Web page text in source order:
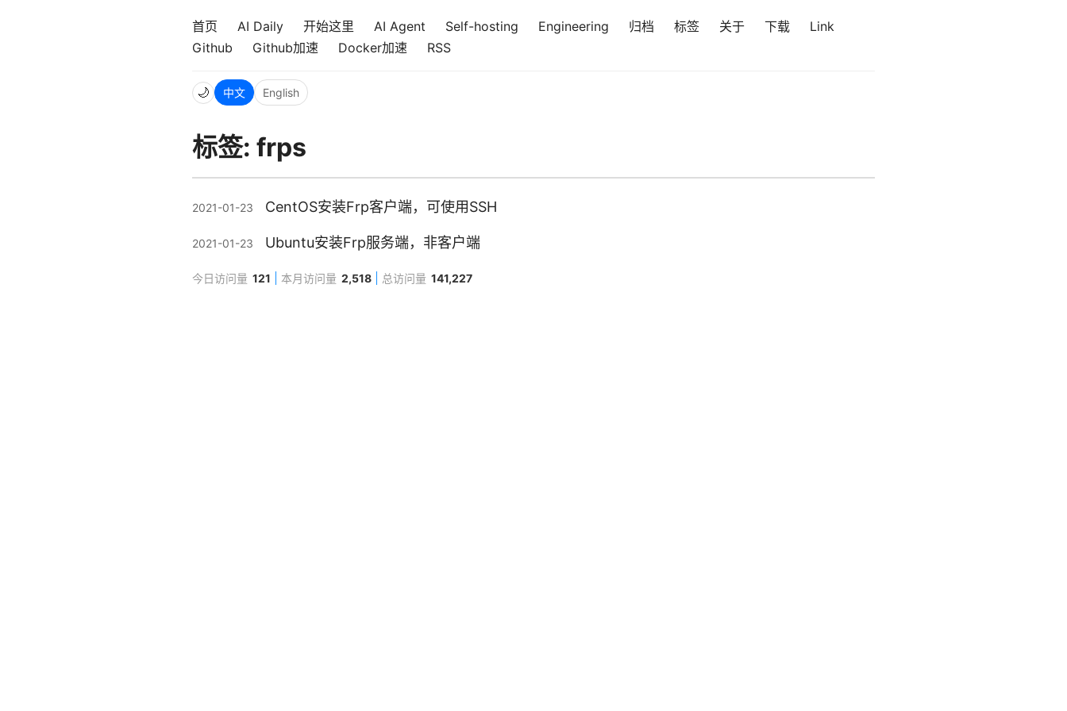
首页 AI Daily 开始这里 AI Agent Self-hosting Engineering 归档 标签 关于 下载
Link
Github
Github加速 Docker加速 RSS
🌙 中文 English
标签: frps
2021-01-23 CentOS安装Frp客户端，可使用SSH
2021-01-23 Ubuntu安装Frp服务端，非客户端
今日访问量 121 本月访问量 2,518 总访问量 141,227